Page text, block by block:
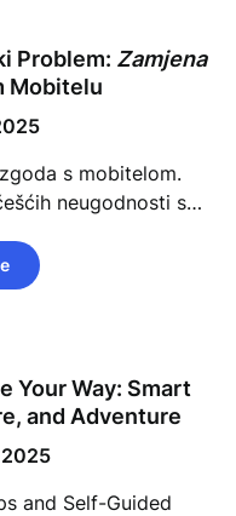
Problem: Zamjena
Mobitelu
s mobitelom.
neugodnosti s…
Your Way: Smart
and Adventure
and Self-Guided